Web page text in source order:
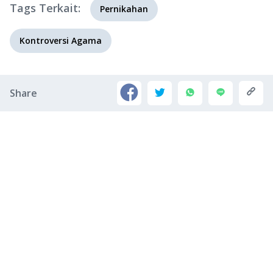
Tags Terkait: Pernikahan
Kontroversi Agama
Share